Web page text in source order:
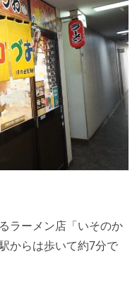
ラーメン店「いそのか
からは歩いて約7分で